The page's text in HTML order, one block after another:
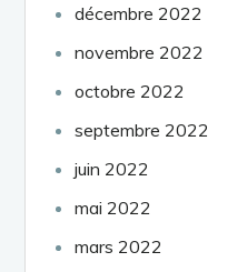
décembre 2022
novembre 2022
octobre 2022
septembre 2022
juin 2022
mai 2022
mars 2022